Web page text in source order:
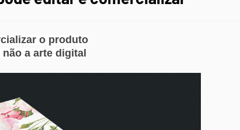
o produto
a arte digital